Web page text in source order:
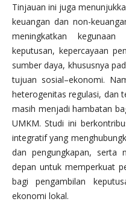
Tinjauan ini juga
keuangan dan non-
meningkatkan
keputusan, kepercayaan
sumber daya, khususnya
tujuan sosial–ekonomi.
heterogenitas regulasi, dan
masih menjadi hambatan
UMKM. Studi ini
integratif yang
dan pengungkapan, serta
depan untuk memperkuat
bagi pengambilan
ekonomi lokal.